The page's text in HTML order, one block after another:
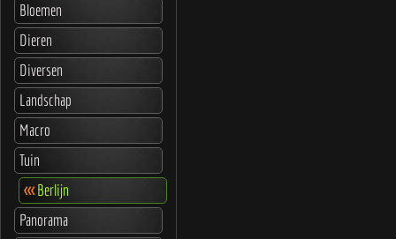
Bloemen
Dieren
Diversen
Landschap
Macro
Tuin
<<<Berlijn
Panorama